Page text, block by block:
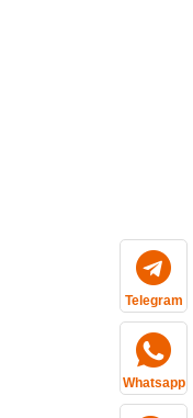
Telegram
Whatsapp